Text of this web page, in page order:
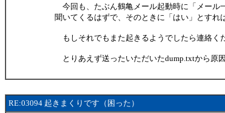
今回も、たぶん鶴亀メール起動時に「メール
聞いてくるはずで、そのときに「はい」とすれ
もしそれでもまた起きるようでしたら連絡く
とりあえず送ったいただいたdump.txtから原因
RE:03094 起きまくりです（困った）